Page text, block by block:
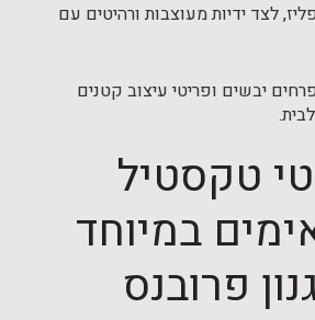
לצד ידיות מעוצבות ורהיטים עם
יבשים ופריטי עיצוב קטנים
טקסטיל
במיוחד
פרובנס